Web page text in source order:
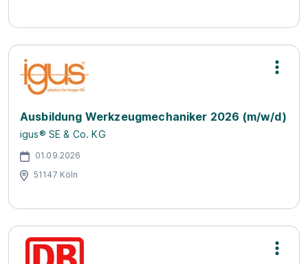
Ausbildung Werkzeugmechaniker 2026 (m/w/d)
igus® SE & Co. KG
01.09.2026
51147 Köln